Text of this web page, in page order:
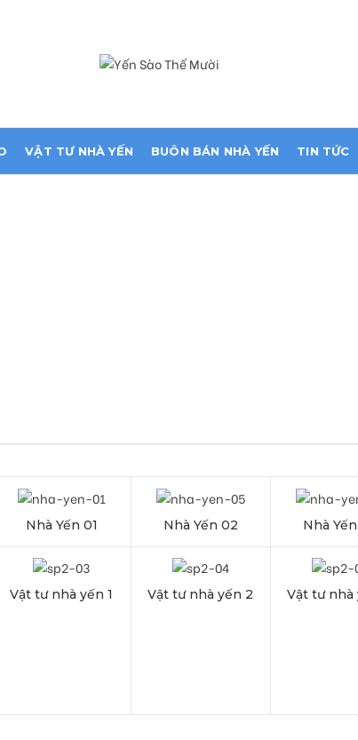
VẬT TƯ NHÀ YẾN BUÔN BÁN NHÀ YẾN TIN TỨC
Nhà Yến 01 Nhà Yến 02 Nhà
Vật tư nhà yến 1 Vật tư nhà yến 2 Vật tư nhà